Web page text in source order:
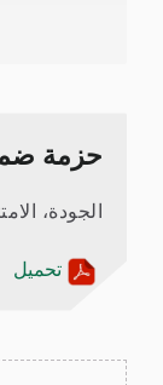
حزمة
الجودة،
تحميل